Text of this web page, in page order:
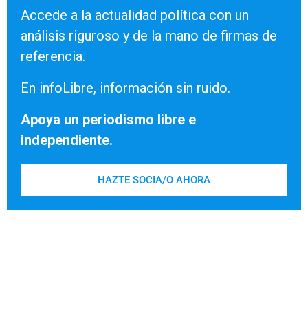
Accede a la actualidad política con un
análisis riguroso y de la mano de firmas de
referencia.
En infoLibre, información sin ruido.
Apoya un periodismo libre e
independiente.
HAZTE SOCIA/O AHORA